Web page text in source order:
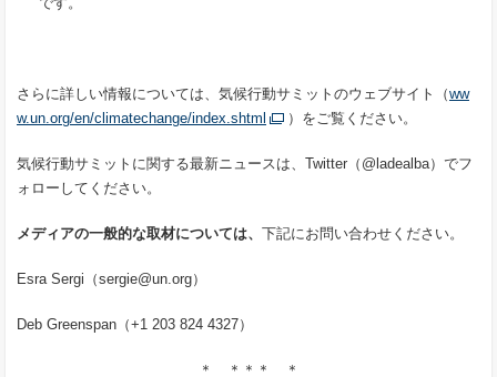
さらに詳しい情報については、気候行動サミットのウェブサイト（ww
w.un.org/en/climatechange/index.shtml
）をご覧ください。
気候行動サミットに関する最新ニュースは、Twitter（@ladealba）でフ
ォローしてください。
メディアの一般的な取材については、 下記にお問い合わせください。
Esra Sergi（sergie@un.org）
Deb Greenspan（+1 203 824 4327）
＊ ＊＊＊ ＊